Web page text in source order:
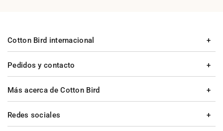
Pedidos y contacto
Más acerca de Cotton Bird
Cotton Bird internacional
Redes sociales